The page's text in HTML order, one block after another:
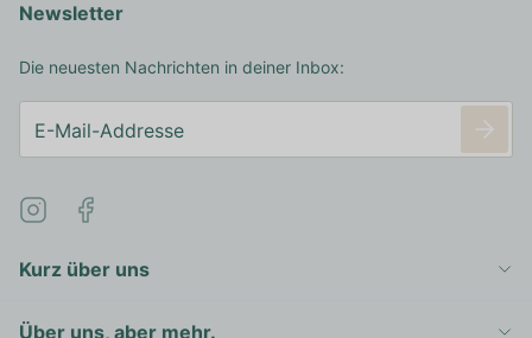
Kurz über uns
Über uns, aber mehr.
Newsletter
Die neuesten Nachrichten in deiner Inbox: